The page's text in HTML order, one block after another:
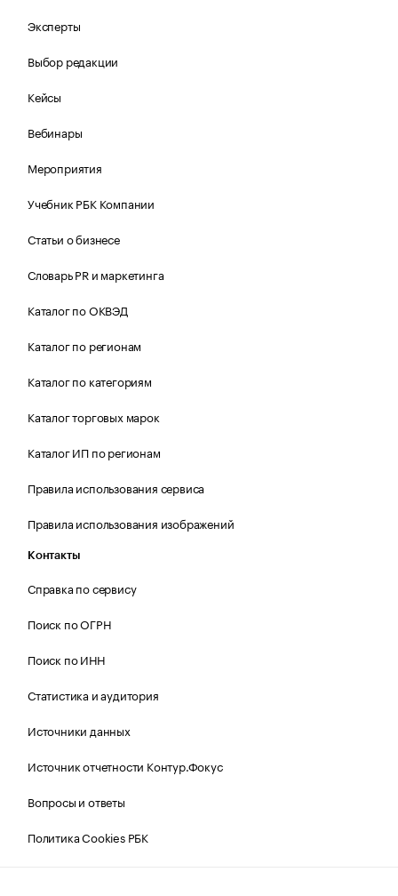
Эксперты
Выбор редакции
Кейсы
Вебинары
Мероприятия
Учебник РБК Компании
Статьи о бизнесе
Словарь PR и маркетинга
Каталог по ОКВЭД
Каталог по регионам
Каталог по категориям
Каталог торговых марок
Каталог ИП по регионам
Правила использования сервиса
Правила использования изображений
Контакты
Справка по сервису
Поиск по ОГРН
Поиск по ИНН
Статистика и аудитория
Источники данных
Источник отчетности Контур.Фокус
Вопросы и ответы
Политика Cookies РБК